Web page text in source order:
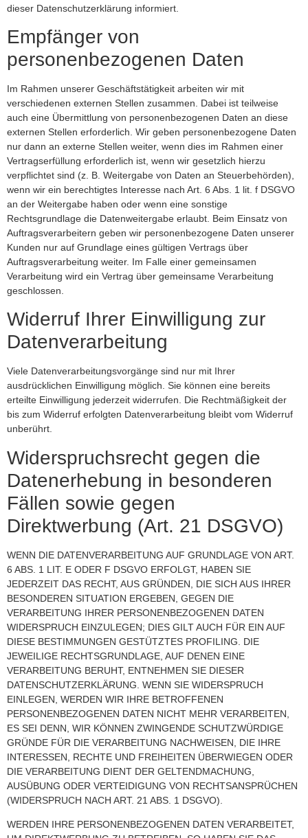
dieser Datenschutzerklärung informiert.
Empfänger von
personenbezogenen Daten
Im Rahmen unserer Geschäftstätigkeit arbeiten wir mit
verschiedenen externen Stellen zusammen. Dabei ist teilweise
auch eine Übermittlung von personenbezogenen Daten an diese
externen Stellen erforderlich. Wir geben personenbezogene Daten
nur dann an externe Stellen weiter, wenn dies im Rahmen einer
Vertragserfüllung erforderlich ist, wenn wir gesetzlich hierzu
verpflichtet sind (z. B. Weitergabe von Daten an Steuerbehörden),
wenn wir ein berechtigtes Interesse nach Art. 6 Abs. 1 lit. f DSGVO
an der Weitergabe haben oder wenn eine sonstige
Rechtsgrundlage die Datenweitergabe erlaubt. Beim Einsatz von
Auftragsverarbeitern geben wir personenbezogene Daten unserer
Kunden nur auf Grundlage eines gültigen Vertrags über
Auftragsverarbeitung weiter. Im Falle einer gemeinsamen
Verarbeitung wird ein Vertrag über gemeinsame Verarbeitung
geschlossen.
Widerruf Ihrer Einwilligung zur
Datenverarbeitung
Viele Datenverarbeitungsvorgänge sind nur mit Ihrer
ausdrücklichen Einwilligung möglich. Sie können eine bereits
erteilte Einwilligung jederzeit widerrufen. Die Rechtmäßigkeit der
bis zum Widerruf erfolgten Datenverarbeitung bleibt vom Widerruf
unberührt.
Widerspruchsrecht gegen die
Datenerhebung in besonderen
Fällen sowie gegen
Direktwerbung (Art. 21 DSGVO)
WENN DIE DATENVERARBEITUNG AUF GRUNDLAGE VON ART.
6 ABS. 1 LIT. E ODER F DSGVO ERFOLGT, HABEN SIE
JEDERZEIT DAS RECHT, AUS GRÜNDEN, DIE SICH AUS IHRER
BESONDEREN SITUATION ERGEBEN, GEGEN DIE
VERARBEITUNG IHRER PERSONENBEZOGENEN DATEN
WIDERSPRUCH EINZULEGEN; DIES GILT AUCH FÜR EIN AUF
DIESE BESTIMMUNGEN GESTÜTZTES PROFILING. DIE
JEWEILIGE RECHTSGRUNDLAGE, AUF DENEN EINE
VERARBEITUNG BERUHT, ENTNEHMEN SIE DIESER
DATENSCHUTZERKLÄRUNG. WENN SIE WIDERSPRUCH
EINLEGEN, WERDEN WIR IHRE BETROFFENEN
PERSONENBEZOGENEN DATEN NICHT MEHR VERARBEITEN,
ES SEI DENN, WIR KÖNNEN ZWINGENDE SCHUTZWÜRDIGE
GRÜNDE FÜR DIE VERARBEITUNG NACHWEISEN, DIE IHRE
INTERESSEN, RECHTE UND FREIHEITEN ÜBERWIEGEN ODER
DIE VERARBEITUNG DIENT DER GELTENDMACHUNG,
AUSÜBUNG ODER VERTEIDIGUNG VON RECHTSANSPRÜCHEN
(WIDERSPRUCH NACH ART. 21 ABS. 1 DSGVO).
WERDEN IHRE PERSONENBEZOGENEN DATEN VERARBEITET,